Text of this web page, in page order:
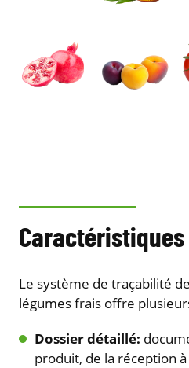
Le système de traçabilité
légumes frais offre
Dossier détaillé:
produit, de la réception